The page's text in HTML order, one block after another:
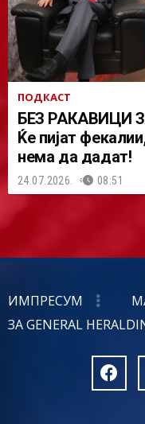
ПОДКАСТ
БЕЗ РАКАВИЦИ
Ќе пијат
нема да дадат!
24.07.2026. 08:51
ИМПРЕСУМ
ЗА GENERAL